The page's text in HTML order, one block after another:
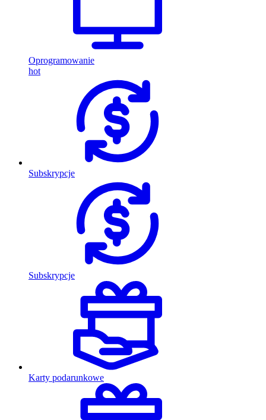
Oprogramowanie
hot
Subskrypcje
Subskrypcje
Karty podarunkowe